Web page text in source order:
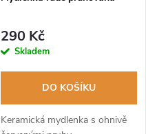
290 Kč
Skladem
DO KOŠÍKU
Keramická mydlenka s ohnivě